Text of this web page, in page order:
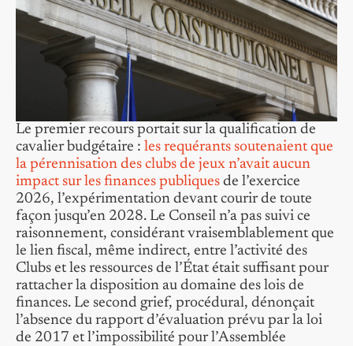
Le premier recours portait sur la qualification de
cavalier budgétaire : les requérants soutenaient que
la pérennisation des clubs de jeux n’avait aucun
impact sur les finances publiques de l’exercice
2026, l’expérimentation devant courir de toute
façon jusqu’en 2028. Le Conseil n’a pas suivi ce
raisonnement, considérant vraisemblablement que
le lien fiscal, même indirect, entre l’activité des
Clubs et les ressources de l’État était suffisant pour
rattacher la disposition au domaine des lois de
finances. Le second grief, procédural, dénonçait
l’absence du rapport d’évaluation prévu par la loi
de 2017 et l’impossibilité pour l’Assemblée